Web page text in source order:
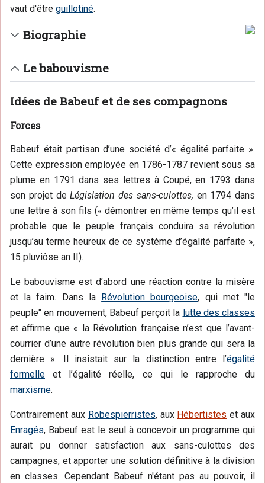
vaut d'être guillotiné.
Biographie
Le babouvisme
Idées de Babeuf et de ses compagnons
Forces
Babeuf était partisan d’une société d’« égalité parfaite ».
Cette expression employée en 1786-1787 revient sous sa
plume en 1791 dans ses lettres à Coupé, en 1793 dans
son projet deLégislation des sans-culottes, en 1794 dans
une lettre à son fils (« démontrer en même temps qu’il est
probable que le peuple français conduira sa révolution
jusqu’au terme heureux de ce système d’égalité parfaite »,
15 pluviôse an II).
Le babouvisme est d’abord une réaction contre la misère
et la faim. Dans la
Révolution bourgeoise, qui met "le
peuple" en mouvement, Babeuf perçoit la lutte des classes
et affirme que « la Révolution française n’est que l’avant-
courrier d’une autre révolution bien plus grande qui sera la
dernière ». Il insistait sur la distinction entre l’égalité
formelle et l’égalité réelle, ce qui le rapproche du
marxisme.
Contrairement aux Robespierristes, aux Hébertistes et aux
Enragés, Babeuf est le seul à concevoir un programme qui
aurait pu donner satisfaction aux sans-culottes des
campagnes, et apporter une solution définitive à la division
en classes. Cependant Babeuf n'étant pas au pouvoir, il